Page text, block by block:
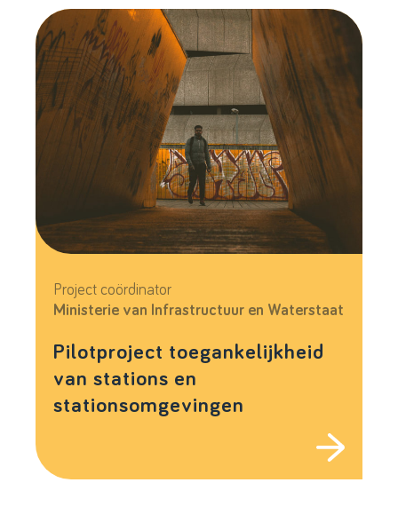
Project coördinator
Ministerie van Infrastructuur en Waterstaat
Pilotproject toegankelijkheid
van stations en
stationsomgevingen